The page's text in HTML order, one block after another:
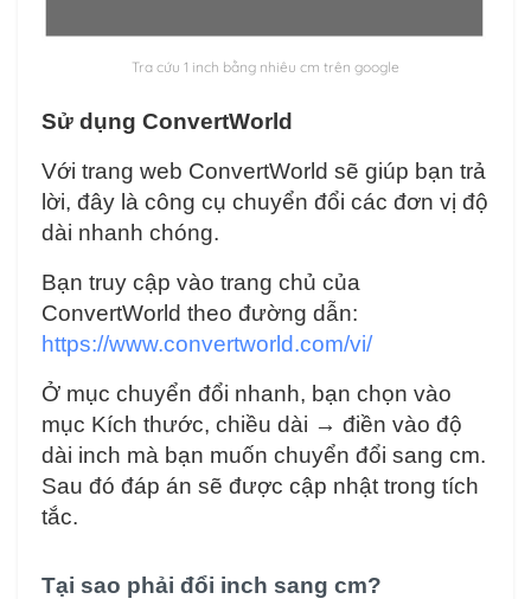
Tra cứu 1 inch bằng nhiêu cm trên google
Sử dụng ConvertWorld
Với trang web ConvertWorld sẽ giúp bạn trả
lời, đây là công cụ chuyển đổi các đơn vị độ
dài nhanh chóng.
Bạn truy cập vào trang chủ của
ConvertWorld theo đường dẫn:
https://www.convertworld.com/vi/
Ở mục chuyển đổi nhanh, bạn chọn vào
mục Kích thước, chiều dài → điền vào độ
dài inch mà bạn muốn chuyển đổi sang cm.
Sau đó đáp án sẽ được cập nhật trong tích
tắc.
Tại sao phải đổi inch sang cm?